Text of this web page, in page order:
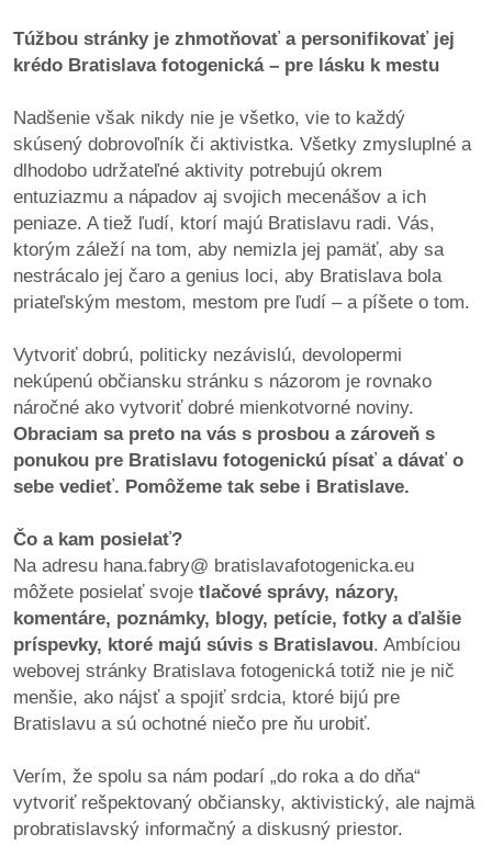
odkazy
z
médií
videá
vychádzky
/
/
výstavy
o
nás
podporte
nás
podporili
nás
autorské
kontaktujte
nás
Túžbou stránky je zhmotňovať a personifikovať jej
krédo Bratislava fotogenická – pre lásku k mestu
Nadšenie však nikdy nie je všetko, vie to každý
skúsený dobrovoľník či aktivistka. Všetky zmysluplné a
dlhodobo udržateľné aktivity potrebujú okrem
entuziazmu a nápadov aj svojich mecenášov a ich
peniaze. A tiež ľudí, ktorí majú Bratislavu radi. Vás,
ktorým záleží na tom, aby nemizla jej pamäť, aby sa
nestrácalo jej čaro a genius loci, aby Bratislava bola
priateľským mestom, mestom pre ľudí – a píšete o tom.
Vytvoriť dobrú, politicky nezávislú, devolopermi
nekúpenú občiansku stránku s názorom je rovnako
náročné ako vytvoriť dobré mienkotvorné noviny.
Obraciam sa preto na vás s prosbou a zároveň s
ponukou pre Bratislavu fotogenickú písať a dávať o
sebe vedieť. Pomôžeme tak sebe i Bratislave.
Čo a kam posielať?
Na adresu hana.fabry@ bratislavafotogenicka.eu
môžete posielať svoje tlačové správy, názory,
komentáre, poznámky, blogy, petície, fotky a ďalšie
príspevky, ktoré majú súvis s Bratislavou. Ambíciou
webovej stránky Bratislava fotogenická totiž nie je nič
menšie, ako nájsť a spojiť srdcia, ktoré bijú pre
Bratislavu a sú ochotné niečo pre ňu urobiť.
Verím, že spolu sa nám podarí „do roka a do dňa“
vytvoriť rešpektovaný občiansky, aktivistický, ale najmä
probratislavský informačný a diskusný priestor.